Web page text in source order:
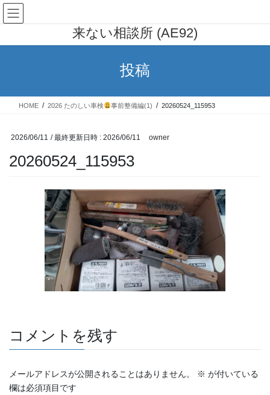
コ
ン
ン
ナ
ビ
ー
来ない相談所 (AE92)
投稿
HOME 2026 たのしい車検 事前整備編(1) 20260524_115953
2026/06/11 / 最終更新日時 : 2026/06/11 owner
20260524_115953
コメントを残す
メールアドレスが公開されることはありません。 ※ が付いている
欄は必須項目です